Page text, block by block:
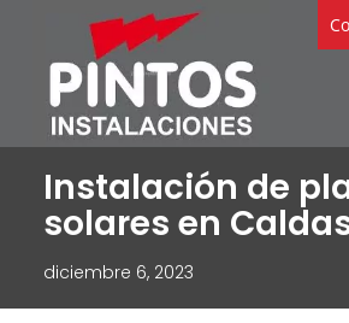
Instalación de
solares en
diciembre 6, 2023